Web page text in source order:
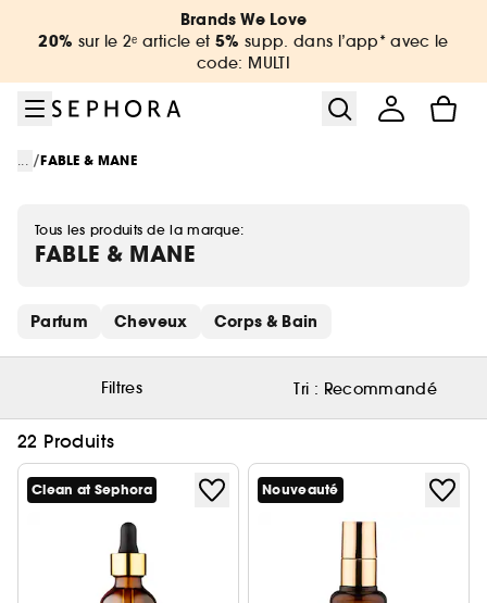
Aller au contenu principal
Aller au pied de pageBrands We Love
20% sur le 2ᵉ article et 5% supp. dans l’app* avec le
code: MULTI
... /FABLE & MANE
Tous les produits de la marque:
FABLE & MANE
Ignorer les liens rapides
Parfum Cheveux Corps & Bain
Filtres Tri : Recommandé
22 Produits
Clean at Sephora Nouveauté